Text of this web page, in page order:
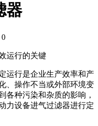
器
0
运行的关键
运行是企业生产效率和产
、操作不当或外部环境变
各种污染和杂质的影响，
力设备进气过滤器进行定